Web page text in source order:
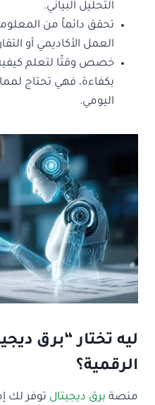
التحليل البياني.
تحقق دائماً من
العمل الأكاديمي أو
خصص وقتًا لتعلم
بكفاءة، فهي تحتاج
اليومي.
ليه تختار “برق
الرقمية؟
منصة برق ديجيتال توفر لك